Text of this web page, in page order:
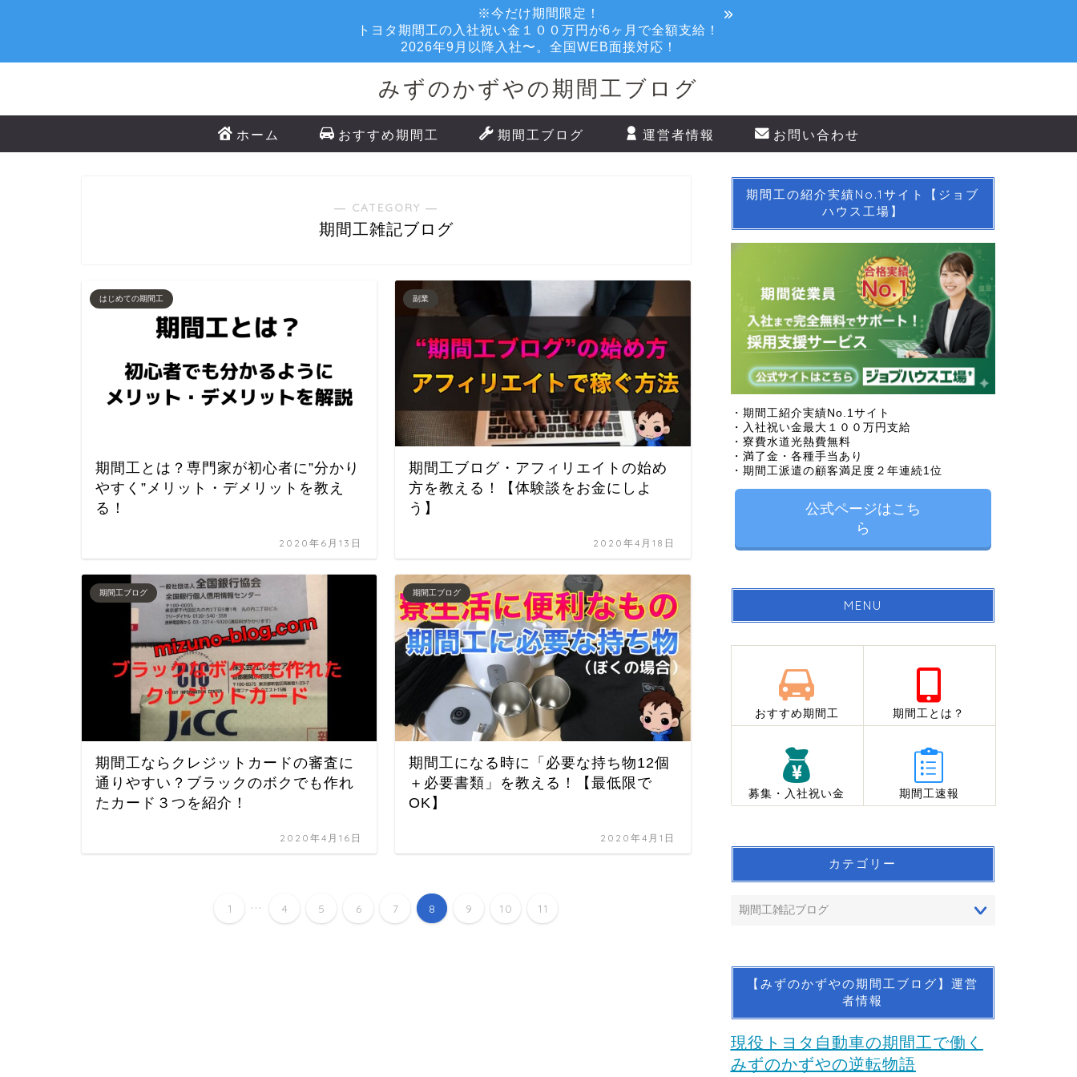
※今だけ期間限定！
トヨタ期間工の入社祝い金１００万円が6ヶ月で全額支給！
2026年9月以降入社〜。全国WEB面接対応！
みずのかずやの期間工ブログ
ホーム おすすめ期間工 期間工ブログ 運営者情報 お問い合わせ
― CATEGORY ―
期間工雑記ブログ
はじめての期間工
期間工とは？専門家が初心者に”分かり
やすく”メリット・デメリットを教え
る！
2020年6月13日
副業
期間工ブログ・アフィリエイトの始め
方を教える！【体験談をお金にしよ
う】
2020年4月18日
期間工ブログ
期間工ならクレジットカードの審査に
通りやすい？ブラックのボクでも作れ
たカード３つを紹介！
2020年4月16日
期間工ブログ
期間工になる時に「必要な持ち物12個
＋必要書類」を教える！【最低限で
OK】
2020年4月1日
1 ... 4 5 6 7 8 9 10 11
期間工の紹介実績No.1サイト【ジョブ
ハウス工場】
・期間工紹介実績No.1サイト
・入社祝い金最大１００万円支給
・寮費水道光熱費無料
・満了金・各種手当あり
・期間工派遣の顧客満足度２年連続1位
公式ページはこち
ら
MENU
おすすめ期間工 期間工とは？
募集・入社祝い金 期間工速報
カテゴリー
【みずのかずやの期間工ブログ】運営
者情報
現役トヨタ自動車の期間工で働く
みずのかずやの逆転物語